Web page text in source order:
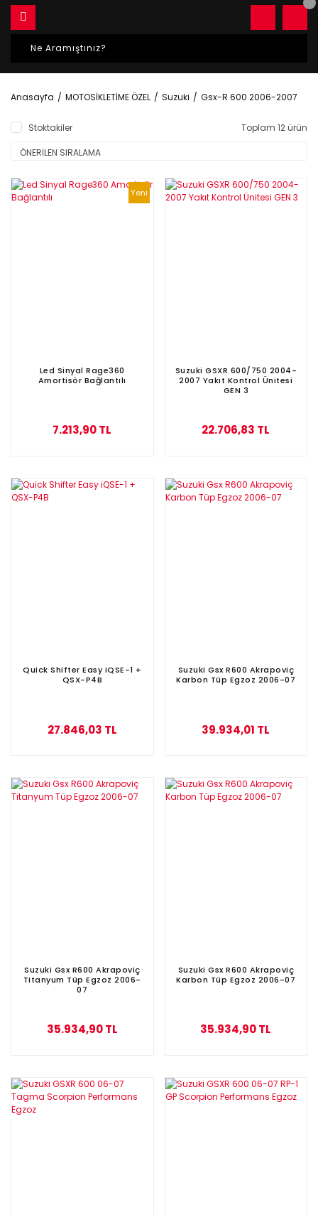
Anasayfa MOTOSİKLETİME ÖZEL Suzuki Gsx-R 600 2006-2007
Stoktakiler Toplam 12 ürün
Yeni
Led Sinyal Rage360
Amortisör Bağlantılı
7.213,90 TL
Suzuki GSXR 600/750 2004-
2007 Yakıt Kontrol Ünitesi
GEN 3
22.706,83 TL
Quick Shifter Easy iQSE-1 +
QSX-P4B
27.846,03 TL
Suzuki Gsx R600 Akrapoviç
Karbon Tüp Egzoz 2006-07
39.934,01 TL
Suzuki Gsx R600 Akrapoviç
Titanyum Tüp Egzoz 2006-
07
35.934,90 TL
Suzuki Gsx R600 Akrapoviç
Karbon Tüp Egzoz 2006-07
35.934,90 TL